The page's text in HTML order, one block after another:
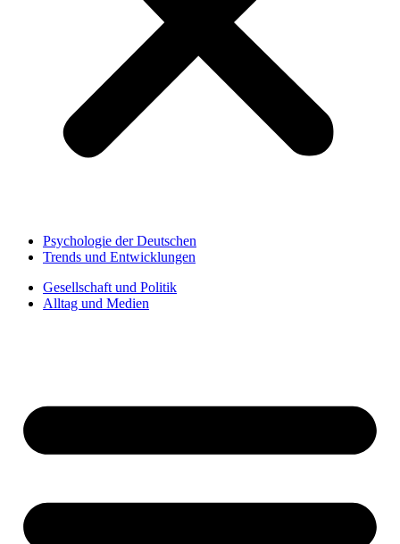
Psychologie der Deutschen
Trends und Entwicklungen
Gesellschaft und Politik
Alltag und Medien